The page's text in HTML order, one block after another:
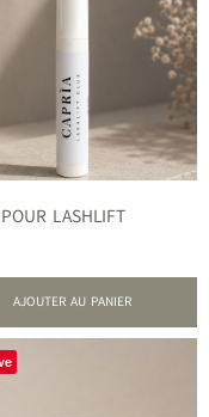
LASHLIFT
AJOUTER AU PANIER